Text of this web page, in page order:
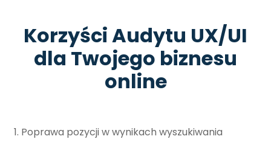
Korzyści Audytu UX/UI
dla Twojego biznesu
online
Poprawa pozycji w wynikach wyszukiwania